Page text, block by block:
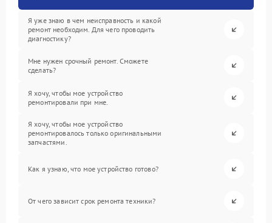
Я уже знаю в чем неисправность и какой
ремонт необходим. Для чего проводить
диагностику?
Мне нужен срочный ремонт. Сможете
сделать?
Я хочу, чтобы мое устройство
ремонтировали при мне.
Я хочу, чтобы мое устройство
ремонтировалось только оригинальными
запчастями.
Как я узнаю, что мое устройство готово?
От чего зависит срок ремонта техники?